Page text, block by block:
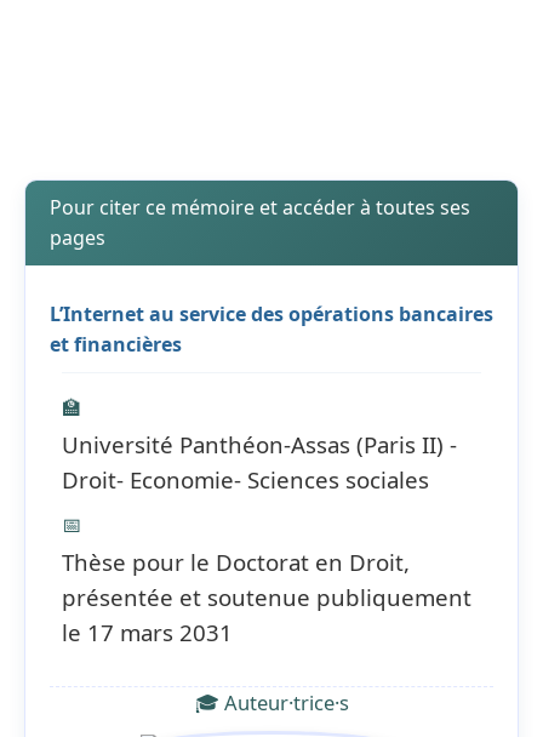
Pour citer ce mémoire et accéder à toutes ses
pages
L’Internet au service des opérations bancaires
et financières
🏫
Université Panthéon-Assas (Paris II) -
Droit- Economie- Sciences sociales
📅
Thèse pour le Doctorat en Droit,
présentée et soutenue publiquement
le 17 mars 2031
🎓 Auteur·trice·s